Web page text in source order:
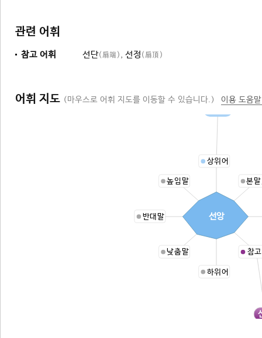
관련 어휘
참고 어휘 선단(扇端) , 선정 (扇頂)
어휘 지도 (마우스로 어휘 지도를 이동할 수 있습니다.) 이용 도움
상위어
본
참
하위어
낮춤말
반대말
높임말
선앙